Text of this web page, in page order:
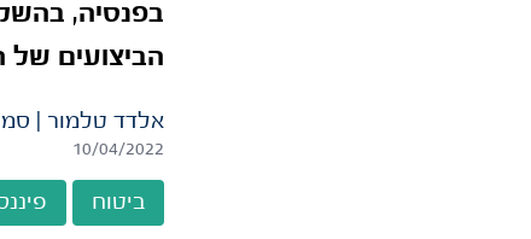
בפנסיה,
הביצועים של
אלדד טלמור |
10/04/2022
ביטוח